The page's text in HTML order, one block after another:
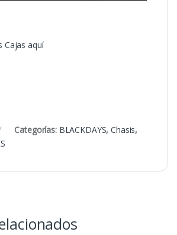
Cajas aquí
Categorías: BLACKDAYS,Chasis,